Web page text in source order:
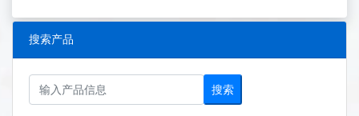
搜索产品
搜索